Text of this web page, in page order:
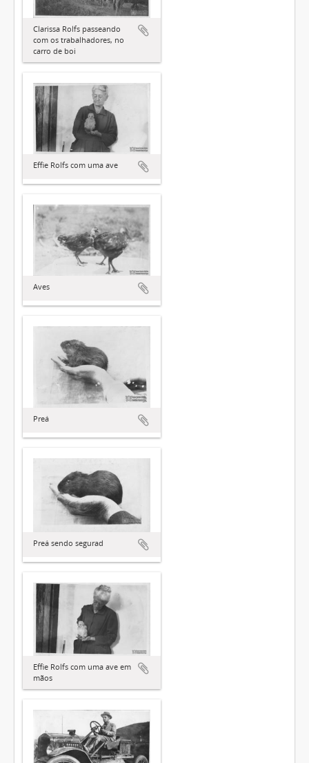
Clarissa Rolfs passeando
com os trabalhadores, no
carro de boi
Effie Rolfs com uma ave
Aves
Preá
Preá sendo segurad
Effie Rolfs com uma ave em
mãos